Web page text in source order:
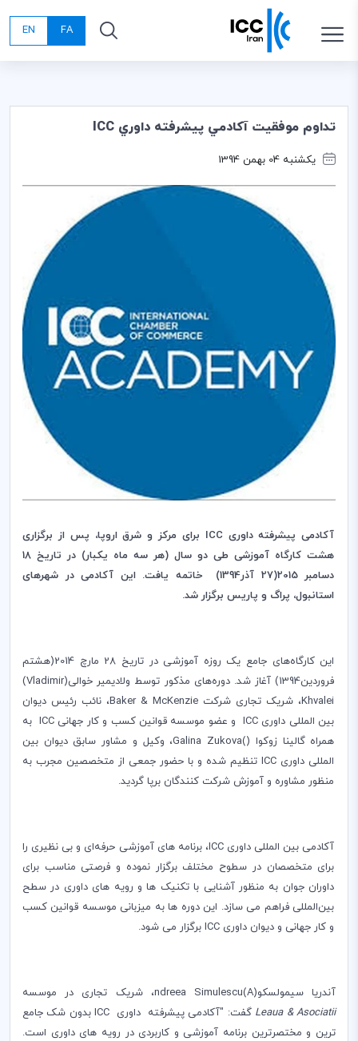
FA
EN
تداوم موفقيت آكادمي پيشرفته داوري ICC
یکشنبه 04 بهمن 1394
آکادمی پیشرفته داوری‌ ICC برای مرکز و شرق اروپا، پس از برگزاری
هشت کارگاه آموزشی طی دو سال (هر سه ماه یکبار) در تاریخ 18
دسامبر 2015(27 آذر1394) خاتمه یافت
. این آکادمی در شهرهای
استانبول، پراگ و پاریس برگزار شد.
این کارگاه‌های جامع یک روزه آموزشی در تاریخ 28 مارچ 2014(هشتم
فروردین1394) آغاز شد. دوره‌های مذکور توسط ولادیمیر خوالی(
(Vladimir
Khvalei، شریک تجاری شرکت Baker & McKenzie، نائب رئیس ‌دیوان
بین المللی داوری ICCو عضو موسسه قوانین کسب و کار جهانیICC به
همراه گالینا زوکوا ((
Galina Zukova، وکیل و مشاور سابق دیوان بین
المللی داوری ICCتنظیم شده و با حضور جمعی از متخصصین مجرب به
منظور مشاوره و آموزش شرکت کنندگان برپا گردید.
آکادمی بین المللی داوریICC، برنامه های آموزشی حرفه‌ای و بی نظیری را
برای متخصصان در سطوح مختلف‌ برگزار نموده و فرصتی مناسب برای
داوران جوان به منظور آشنایی با تکنیک ها و رویه های داوری در سطح
بین‌المللی فراهم می سازد. این دوره ها ‌به میزبانی موسسه قوانین کسب
و کار جهانی و دیوان داوری ICCبرگزار می شود.
آندریا‌ سیمولسکو‌‌((A
ndreea Simulescu، شریک تجاری در موسسه
Leaua & Asociatii گفت: "آکادمی پیشرفته داوری‌ ICCبدون شک جامع‌
ترین و مختصر‌ترین ‌برنامه آموزشی و کاربردی در رویه های داوری است.